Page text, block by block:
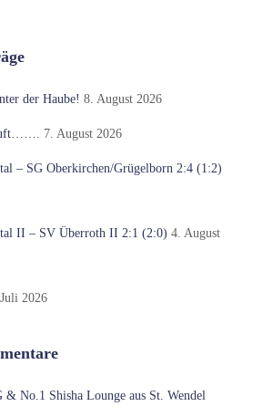
der Haube! 8. August 2026
7. August 2026
– SG Oberkirchen/Grügelborn 2:4 (1:2)
II – SV Überroth II 2:1 (2:0) 4. August
2026
& No.1 Shisha Lounge aus St. Wendel